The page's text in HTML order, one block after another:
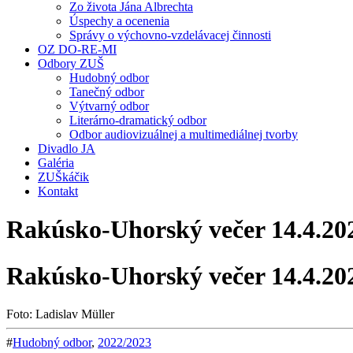
Zo života Jána Albrechta
Úspechy a ocenenia
Správy o výchovno-vzdelávacej činnosti
OZ DO-RE-MI
Odbory ZUŠ
Hudobný odbor
Tanečný odbor
Výtvarný odbor
Literárno-dramatický odbor
Odbor audiovizuálnej a multimediálnej tvorby
Divadlo JA
Galéria
ZUŠkáčik
Kontakt
Rakúsko-Uhorský večer
Rakúsko-Uhorský večer
Foto: Ladislav Müller
#Hudobný odbor, 2022/2023